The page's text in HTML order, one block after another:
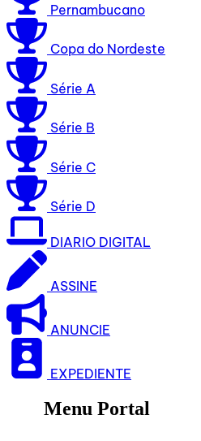
Pernambucano
Copa do Nordeste
Série A
Série B
Série C
Série D
DIARIO DIGITAL
ASSINE
ANUNCIE
EXPEDIENTE
Menu Portal